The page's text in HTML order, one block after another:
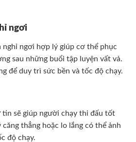
ngơi
nghỉ ngơi hợp lý giúp cơ thể phục
sau những buổi tập luyện vất vả.
để duy trì sức bền và tốc độ chạy.
tin sẽ giúp người chạy thi đấu tốt
thẳng hoặc lo lắng có thể ảnh
độ chạy.